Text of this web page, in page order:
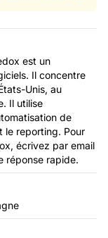
est un
Il concentre
Unis, au
Il utilise
de
le reporting. Pour
écrivez par email
réponse rapide.